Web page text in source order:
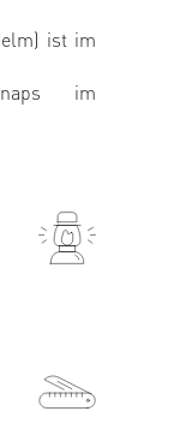
ist im
im